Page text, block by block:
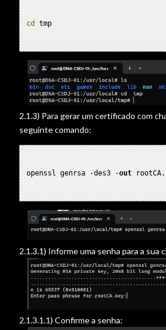
cd tmp
2.1.3) Para gerar um certificado com
seguinte comando:
openssl genrsa -des3 -out
2.1.3.1) Informe uma senha para a sua
2.1.3.1.1) Confirme a senha: